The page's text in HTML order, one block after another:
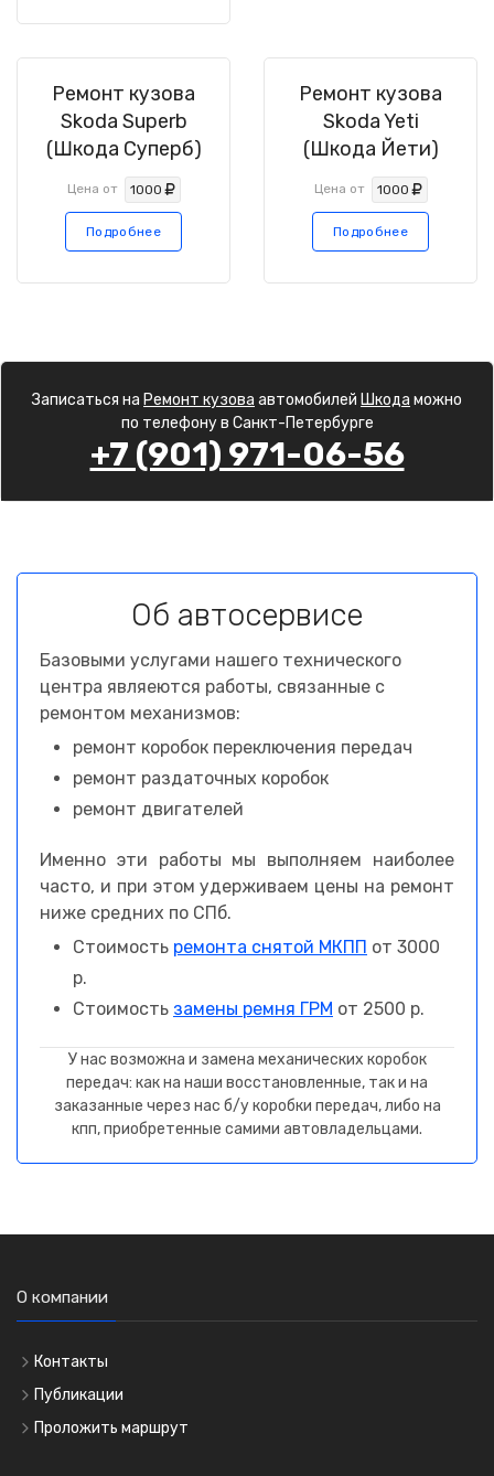
Ремонт кузова
Skoda Superb
(Шкода Суперб)
Цена от 1000
Подробнее
Ремонт кузова
Skoda Yeti
(Шкода Йети)
Цена от 1000
Подробнее
Записаться на Ремонт кузова автомобилей Шкода можно
по телефону в Санкт-Петербурге
+7 (901) 971-06-56
Об автосервисе
Базовыми услугами нашего технического
центра являеются работы, связанные с
ремонтом механизмов:
ремонт коробок переключения передач
ремонт раздаточных коробок
ремонт двигателей
Именно эти работы мы выполняем наиболее
часто, и при этом удерживаем цены на ремонт
ниже средних по СПб.
Стоимость ремонта снятой МКПП от 3000
р.
Стоимость замены ремня ГРМ от 2500 р.
У нас возможна и замена механических коробок
передач: как на наши восстановленные, так и на
заказанные через нас б/у коробки передач, либо на
кпп, приобретенные самими автовладельцами.
О компании
Контакты
Публикации
Проложить маршрут